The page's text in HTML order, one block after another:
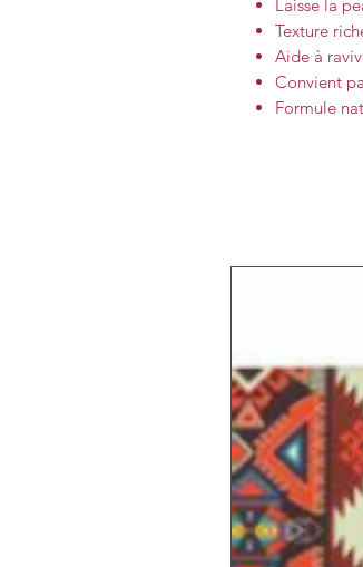
Laisse la
Texture
Aide à
Convient
Formule